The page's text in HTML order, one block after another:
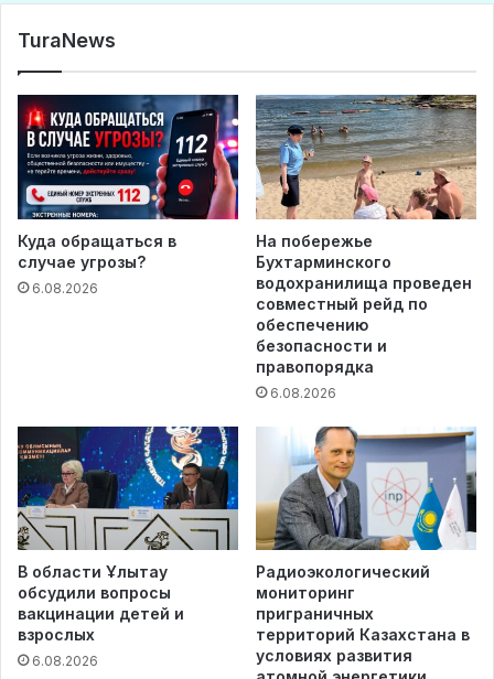
TuraNews
Куда обращаться в
случае угрозы?
6.08.2026
На побережье
Бухтарминского
водохранилища проведен
совместный рейд по
обеспечению
безопасности и
правопорядка
6.08.2026
В области Ұлытау
обсудили вопросы
вакцинации детей и
взрослых
6.08.2026
Радиоэкологический
мониторинг
приграничных
территорий Казахстана в
условиях развития